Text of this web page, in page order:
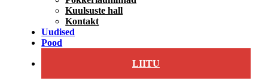
Kuulsuste hall
Kontakt
Uudised
Pood
LIITU